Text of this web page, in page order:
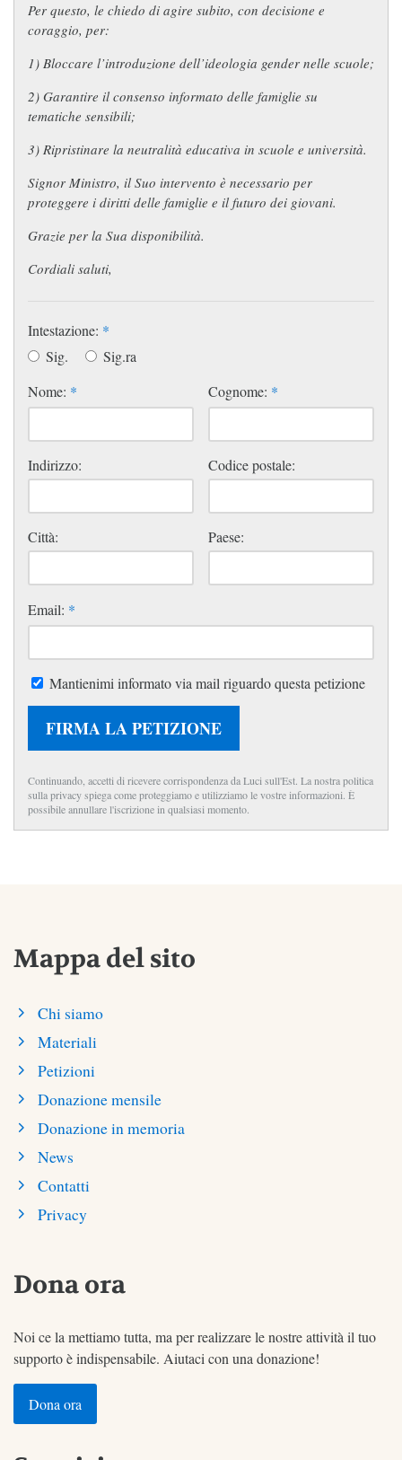
Per questo, le chiedo di agire subito, con decisione e
coraggio, per:
1) Bloccare l’introduzione dell’ideologia gender nelle scuole;
2) Garantire il consenso informato delle famiglie su
tematiche sensibili;
3) Ripristinare la neutralità educativa in scuole e università.
Signor Ministro, il Suo intervento è necessario per
proteggere i diritti delle famiglie e il futuro dei giovani.
Grazie per la Sua disponibilità.
Cordiali saluti,
Intestazione: *
Sig.
Sig.ra
Nome: * Cognome: *
Indirizzo: Codice postale:
Città: Paese:
Email: *
Mantienimi informato via mail riguardo questa petizione
FIRMA LA PETIZIONE
Continuando, accetti di ricevere corrispondenza da Luci sull'Est. La nostra politica
sulla privacy spiega come proteggiamo e utilizziamo le vostre informazioni. È
possibile annullare l'iscrizione in qualsiasi momento.
Mappa del sito
Chi siamo
Materiali
Petizioni
Donazione mensile
Donazione in memoria
News
Contatti
Privacy
Dona ora
Noi ce la mettiamo tutta, ma per realizzare le nostre attività il tuo
supporto è indispensabile. Aiutaci con una donazione!
Dona ora